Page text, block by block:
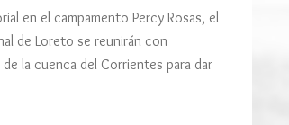
en el campamento Percy Rosas, el
de Loreto se reunirán con
la cuenca del Corrientes para dar